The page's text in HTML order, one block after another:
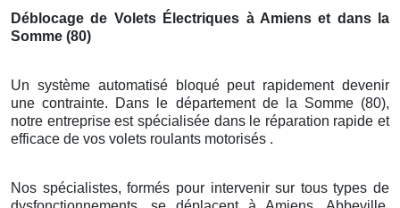
Déblocage de Volets Électriques à Amiens et dans la
Somme (80)
Un système automatisé bloqué peut rapidement devenir
une contrainte. Dans le département de la Somme (80),
notre entreprise est spécialisée dans le réparation rapide et
efficace de vos volets roulants motorisés .
Nos spécialistes, formés pour intervenir sur tous types de